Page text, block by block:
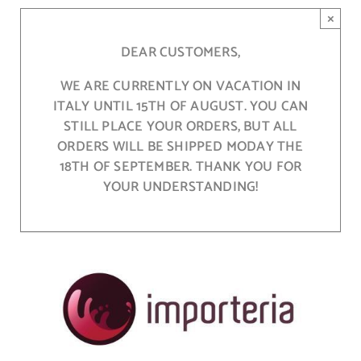
Skip
DEAR CUSTOMERS,
WE ARE CURRENTLY ON VACATION IN
ITALY UNTIL 15TH OF AUGUST. YOU CAN
STILL PLACE YOUR ORDERS, BUT ALL
ORDERS WILL BE SHIPPED MODAY THE
18TH OF SEPTEMBER. THANK YOU FOR
YOUR UNDERSTANDING!
×